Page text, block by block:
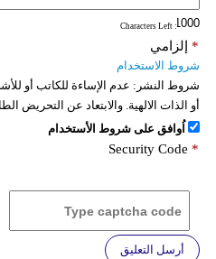
: Characters Left
إلزامي *
شروط الاستخدام
شروط النشر: عدم الإساءة للكاتب أو
أو الذات الالهية. والابتعاد عن التحريض
اُوافق على شروط الأستخدام
Security Code *
أرسل التعليق